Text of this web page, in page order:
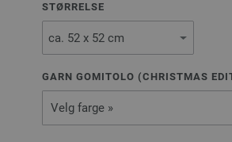
STØRRELSE
GARN GOMITOLO (CHRISTMAS
Velg farge »